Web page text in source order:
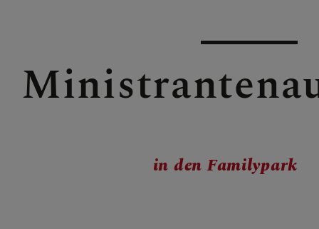
GOTTESDIENSTE
TERMINE
BERICHTEin den Familypark